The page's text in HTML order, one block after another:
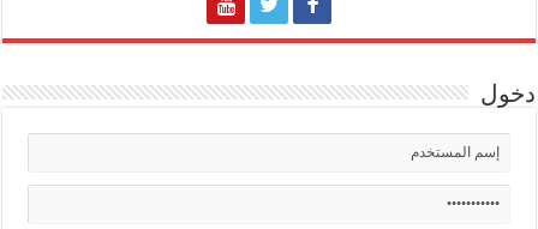
دخول